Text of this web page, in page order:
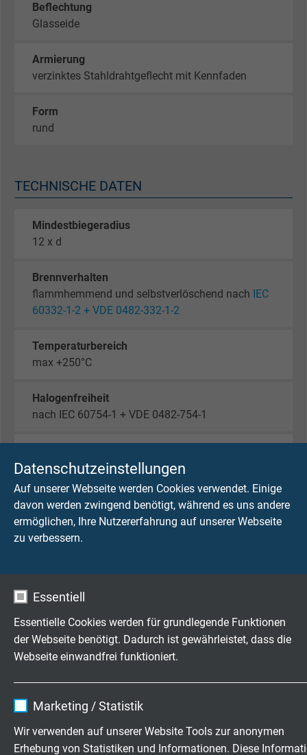
Datenschutzeinstellungen
Auf unserer Webseite werden Cookies verwendet. Einige
davon werden zwingend benötigt, während es uns andere
ermöglichen, Ihre Nutzererfahrung auf unserer Webseite
zu verbessern.
Essentiell
Essentielle Cookies werden für grundlegende Funktionen
der Webseite benötigt. Dadurch ist gewährleistet, dass die
Webseite einwandfrei funktioniert.
Marketing / Statistik
Wir verwenden auf unserer Website Tools zur anonymen
Erhebung von Statistiken und Informationen. Diese
Beflechtung
Glasseide
Armierung
verzinktes Stahldrahtgeflecht mit Kennfaden
Form
rund
TECHNISCHE DATEN
Mindestbiegeradius
12 x d
Brennverhalten
flammhemmend und selbstverlöschend nach
IEC
60332-1-2 + VDE 0482-332-1-2
Temperaturbereich
max +250°C
Halogenfreiheit
nach IEC 60754-1 + VDE 0482-754-1
keine Brandweiterleitung
nachIEC 60332-3-24 + VDE 0482-332-3-24
bzw.IEC 60332-3-25 + VDE 0482-332-3-25
Kategorie C bzw. D
ABMESSUNGEN
047110 …* Th 20 LGS
Artikel anfragen